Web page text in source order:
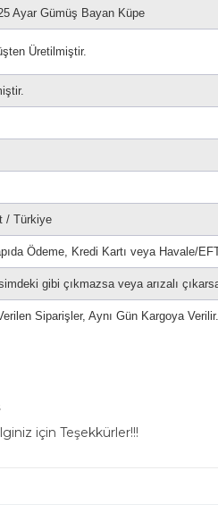
Ayar Gümüş Bayan Küpe
Üretilmiştir.
/ Türkiye
Ödeme, Kredi Kartı veya Havale/
gibi çıkmazsa veya arızalı
Siparişler, Aynı Gün Kargoya Verilir.
için Teşekkürler!!!